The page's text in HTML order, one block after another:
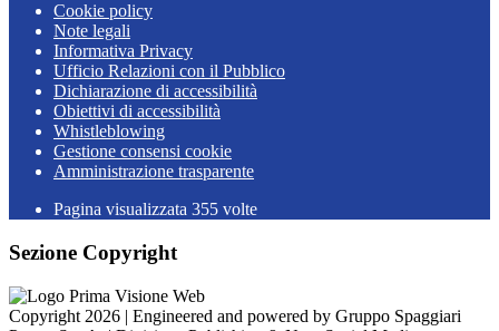
Cookie policy
Note legali
Informativa Privacy
Ufficio Relazioni con il Pubblico
Dichiarazione di accessibilità
Obiettivi di accessibilità
Whistleblowing
Gestione consensi cookie
Amministrazione trasparente
Pagina visualizzata 355 volte
Sezione Copyright
Copyright 2026 | Engineered and powered by Gruppo Spaggiari